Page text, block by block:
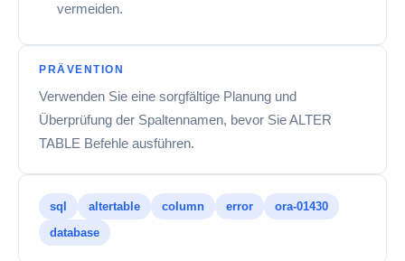
vermeiden.
PRÄVENTION
Verwenden Sie eine sorgfältige Planung und
Überprüfung der Spaltennamen, bevor Sie ALTER
TABLE Befehle ausführen.
sql altertable column error
ora-01430
database